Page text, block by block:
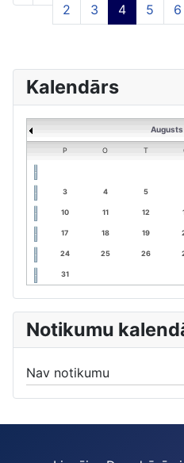
2 3 4 5 6
Kalendārs
P O T
3 4 5
10 11 12
17 18 19
24 25 26
31
Notikumu
Nav notikumu